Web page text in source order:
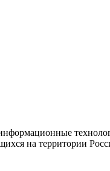
на территории